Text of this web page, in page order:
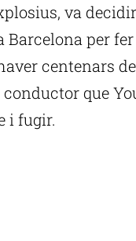
va
Barcelona per
centenars
que
i fugir.